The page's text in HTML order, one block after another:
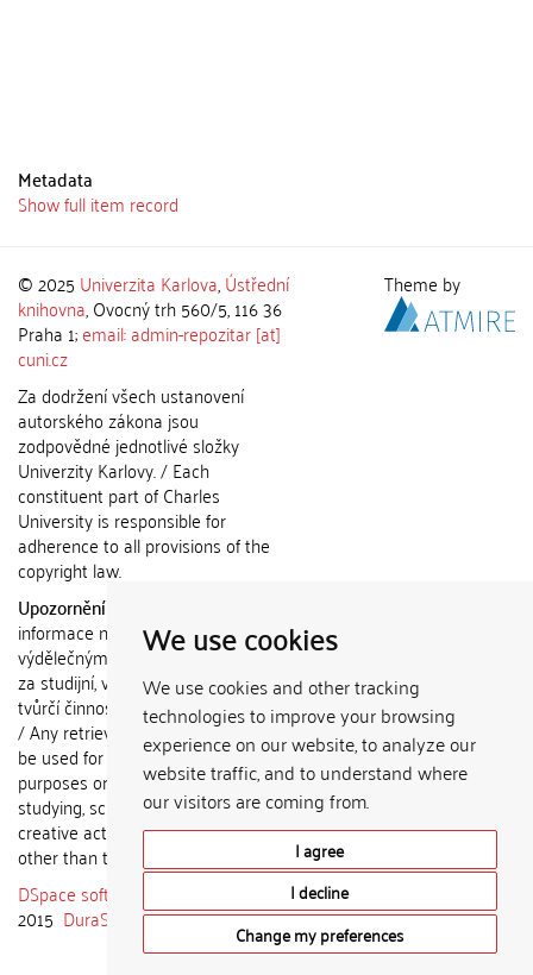
We use cookies
We use cookies and other tracking
technologies to improve your browsing
experience on our website, to analyze our
website traffic, and to understand where
our visitors are coming from.
I agree
I decline
Change my preferences
Metadata
Show full item record
© 2025 Univerzita Karlova,Ústřední
knihovna, Ovocný trh 560/5, 116 36
Praha 1;email: admin-repozitar [at]
cuni.cz
Za dodržení všech ustanovení
autorského zákona jsou
zodpovědné jednotlivé složky
Univerzity Karlovy. / Each
constituent part of Charles
University is responsible for
adherence to all provisions of the
copyright law.
Upozornění / Notice:
informace nemohou být použity k
výdělečným účelům nebo vydávány
za studijní, vědeckou nebo jinou
tvůrčí činnost jiné osoby než autora.
/ Any retrieved information shall not
be used for any commercial
purposes or claimed as results of
studying, scientific or any other
creative activities of any person
other than the author.
DSpace software
2015 DuraSpace
Theme by